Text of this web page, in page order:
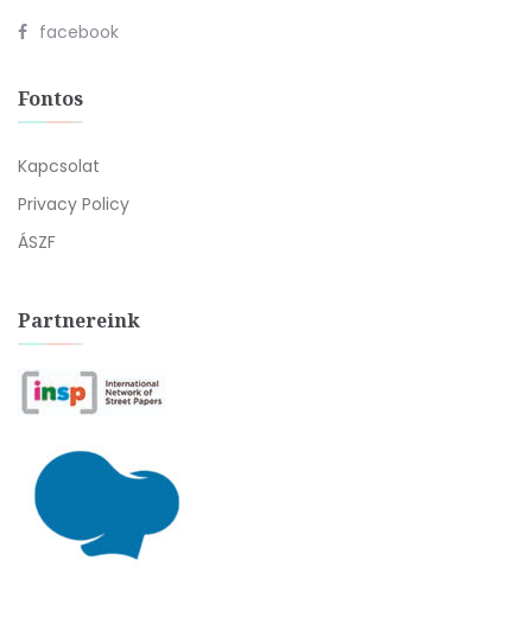
facebook
Fontos
Kapcsolat
Privacy Policy
ÁSZF
Partnereink